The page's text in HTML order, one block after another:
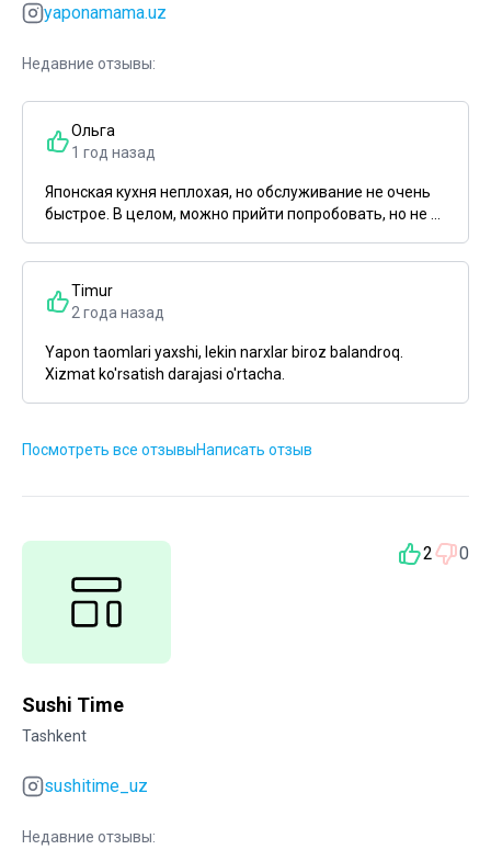
yaponamama.uz
Недавние отзывы:
Ольга
1 год назад
Японская кухня неплохая, но обслуживание не очень
быстрое. В целом, можно прийти попробовать, но не ...
Timur
2 года назад
Yapon taomlari yaxshi, lekin narxlar biroz balandroq.
Xizmat ko'rsatish darajasi o'rtacha.
Посмотреть все отзывыНаписать отзыв
2 0
Sushi Time
Tashkent
sushitime_uz
Недавние отзывы: